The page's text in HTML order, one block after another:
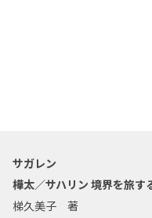
サガレン
樺太／サハリン 境界を旅す
梯久美子 著